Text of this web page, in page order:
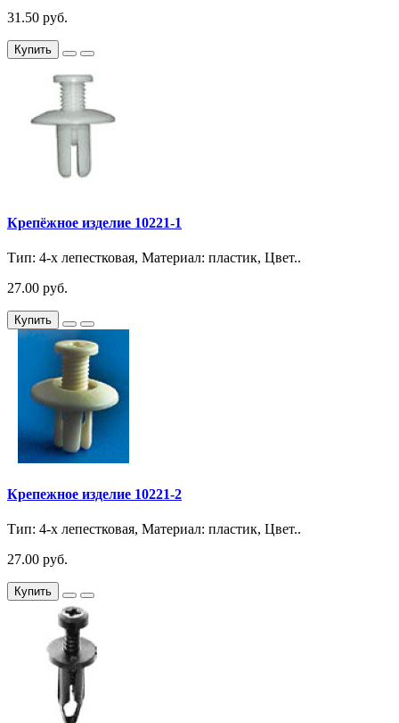
31.50 руб.
Купить
Крепёжное изделие 10221-1
Тип: 4-х лепестковая, Материал: пластик, Цвет..
27.00 руб.
Купить
Крепежное изделие 10221-2
Тип: 4-х лепестковая, Материал: пластик, Цвет..
27.00 руб.
Купить